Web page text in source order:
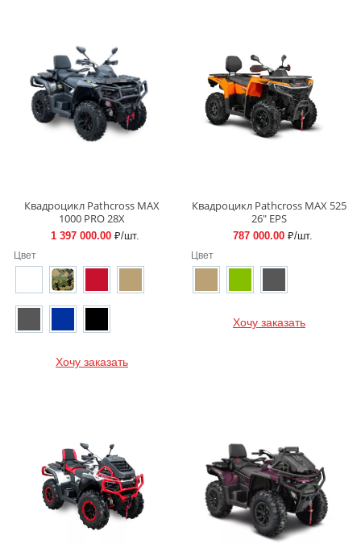
Квадроцикл Pathcross MAX
1000 PRO 28X
1 397 000.00 ₽/шт.
Цвет
Хочу заказать
Квадроцикл Pathcross MAX 525
26″ EPS
787 000.00 ₽/шт.
Цвет
Хочу заказать